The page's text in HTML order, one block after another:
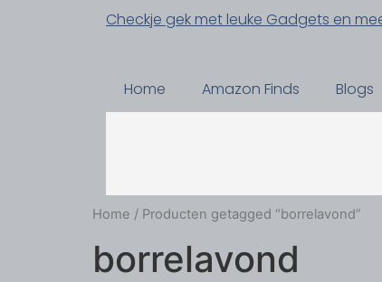
Checkje gek met leuke Gadgets en
Home Amazon Finds Blogs
Home / Producten getagged “borrelavond”
borrelavond